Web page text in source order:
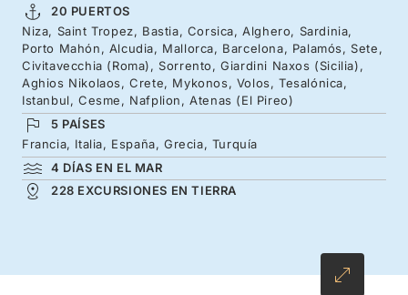
unos días al estilo de la Costa Azul, de islas
llenas de carácter y de la envidiable
combinación de sabores intensos y paisajes de
ensueño que ofrece Italia. A continuación, le
aguardan los tesoros del Egeo: penínsulas
impregnadas de mitología e islas de suma
elegancia. Después, disfrutará de una
experiencia evocadora antes de llegar a
altísimos minaretes y el eco de las llamadas a
20 PUERTOS
Niza, Saint Tropez, Bastia, Corsica, Alghero, Sardinia,
Porto Mahón, Alcudia, Mallorca, Barcelona, Palamós, Sete,
Civitavecchia (Roma), Sorrento, Giardini Naxos (Sicilia),
Aghios Nikolaos, Crete, Mykonos, Volos, Tesalónica,
Istanbul, Cesme, Nafplion, Atenas (El Pireo)
5 PAÍSES
Francia, Italia, España, Grecia, Turquía
4 DÍAS EN EL MAR
228 EXCURSIONES EN TIERRA